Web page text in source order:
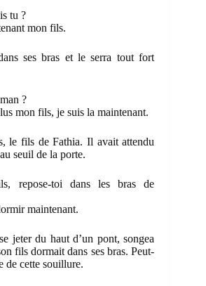
tu ?
mon fils.
ses bras et le serra tout fort
?
mon fils, je suis la maintenant.
le fils de Fathia. Il avait attendu
seuil de la porte.
repose-toi dans les bras de
maintenant.
jeter du haut d’un pont, songea
fils dormait dans ses bras. Peut-
de cette souillure.